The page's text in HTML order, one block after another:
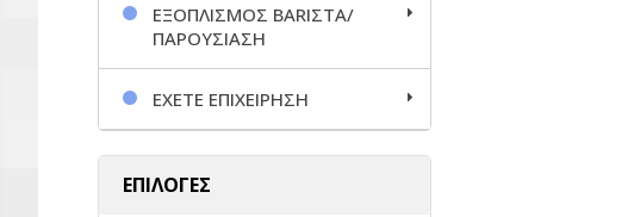
ΕΞΟΠΛΙΣΜΟΣ BARΙΣΤΑ/
ΠΑΡΟΥΣΙΑΣΗ
ΕΧΕΤΕ ΕΠΙΧΕΙΡΗΣΗ
ΕΠΙΛΟΓΕΣ